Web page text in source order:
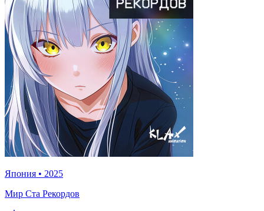
Япония • 2025
Мир Ста Рекордов